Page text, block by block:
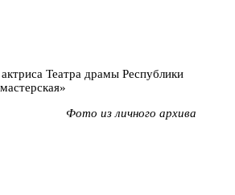
Театра драмы Республики
Фото из личного архива